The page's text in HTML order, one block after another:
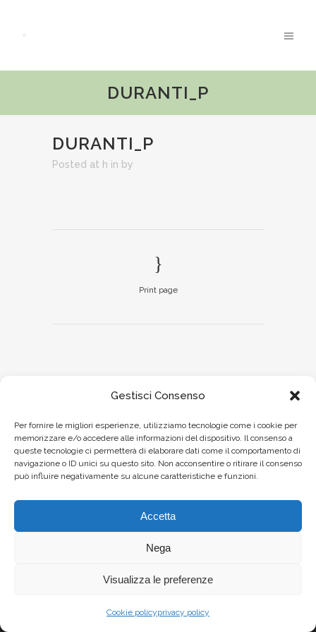
Gestisci Consenso
Per fornire le migliori esperienze, utilizziamo tecnologie come i cookie per
memorizzare e/o accedere alle informazioni del dispositivo. Il consenso a
queste tecnologie ci permetterà di elaborare dati come il comportamento di
navigazione o ID unici su questo sito. Non acconsentire o ritirare il consenso
può influire negativamente su alcune caratteristiche e funzioni.
Accetta
Nega
Visualizza le preferenze
Cookie policyprivacy policy
DURANTI_P
DURANTI_P
Posted at h in by
Print page